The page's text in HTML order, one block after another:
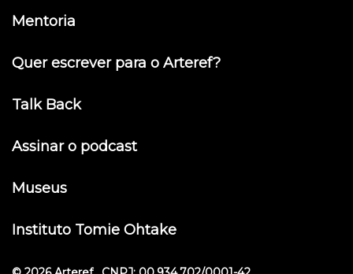
Mentoria
Quer escrever para o Arteref?
Talk Back
Assinar o podcast
Museus
Instituto Tomie Ohtake